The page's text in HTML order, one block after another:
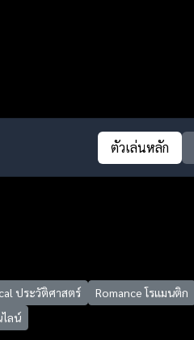
ตัวเล่นหลัก
ประวัติศาสตร์ Romance โรแมนติก
ลน์